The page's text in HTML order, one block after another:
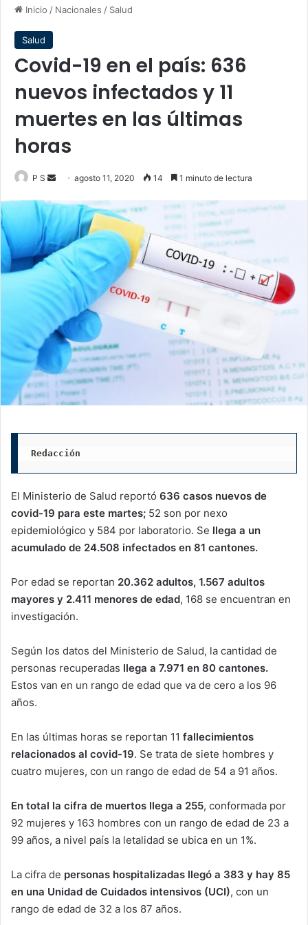
Inicio / Nacionales / Salud
Salud
Covid-19 en el país: 636
nuevos infectados y 11
muertes en las últimas
horas
P S
Send
email
agosto 11, 2020 14 1 minuto de lectura
Redacción
El Ministerio de Salud reportó 636 casos nuevos de
covid-19 para este martes; 52 son por nexo
epidemiológico y 584 por laboratorio. Se llega a un
acumulado de 24.508 infectados en 81 cantones.
Por edad se reportan 20.362 adultos, 1.567 adultos
mayores y 2.411 menores de edad, 168 se encuentran en
investigación.
Según los datos del Ministerio de Salud, la cantidad de
personas recuperadas llega a 7.971 en 80 cantones.
Estos van en un rango de edad que va de cero a los 96
años.
En las últimas horas se reportan 11 fallecimientos
relacionados al covid-19. Se trata de siete hombres y
cuatro mujeres, con un rango de edad de 54 a 91 años.
En total la cifra de muertos llega a 255, conformada por
92 mujeres y 163 hombres con un rango de edad de 23 a
99 años, a nivel país la letalidad se ubica en un 1%.
La cifra de personas hospitalizadas llegó a 383 y hay 85
en una Unidad de Cuidados intensivos (UCI), con un
rango de edad de 32 a los 87 años.